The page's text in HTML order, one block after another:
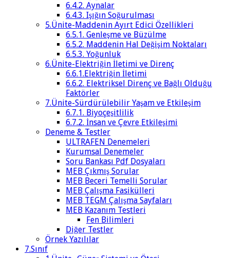
6.4.2. Aynalar
6.4.3. Işığın Soğurulması
5.Ünite-Maddenin Ayırt Edici Özellikleri
6.5.1. Genleşme ve Büzülme
6.5.2. Maddenin Hal Değişim Noktaları
6.5.3. Yoğunluk
6.Ünite-Elektriğin İletimi ve Direnç
6.6.1.Elektriğin İletimi
6.6.2. Elektriksel Direnç ve Bağlı Olduğu
Faktörler
7.Ünite-Sürdürülebilir Yaşam ve Etkileşim
6.7.1. Biyoçeşitlilik
6.7.2. İnsan ve Çevre Etkileşimi
Deneme & Testler
ULTRAFEN Denemeleri
Kurumsal Denemeler
Soru Bankası Pdf Dosyaları
MEB Çıkmış Sorular
MEB Beceri Temelli Sorular
MEB Çalışma Fasikülleri
MEB TEGM Çalışma Sayfaları
MEB Kazanım Testleri
Fen Bilimleri
Diğer Testler
Örnek Yazılılar
7.Sınıf